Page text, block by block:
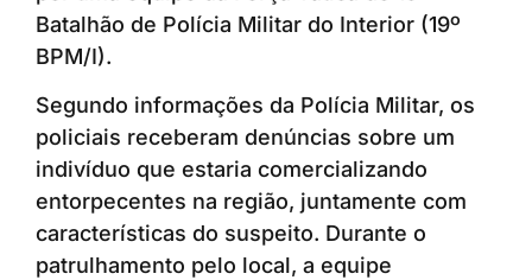
Batalhão de Polícia Militar do Interior (19º
BPM/I).
Segundo informações da Polícia Militar, os
policiais receberam denúncias sobre um
indivíduo que estaria comercializando
entorpecentes na região, juntamente com
características do suspeito. Durante o
patrulhamento pelo local, a equipe